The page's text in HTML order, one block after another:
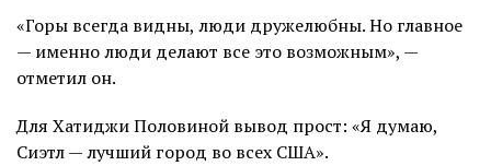
«Горы всегда видны, люди дружелюбны. Но главное
— именно люди делают все это возможным», —
отметил он.
Для Хатиджи Половиной вывод прост: «Я думаю,
Сиэтл — лучший город во всех США».